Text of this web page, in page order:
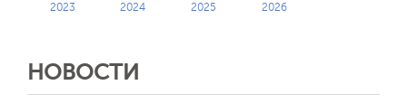
2023 2024 2025 2026
НОВОСТИ